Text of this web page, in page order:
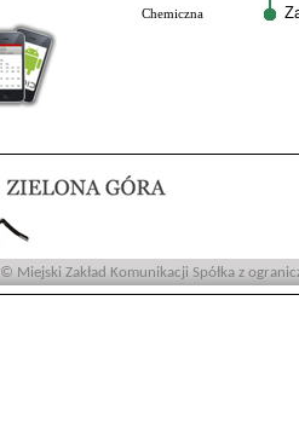
Chemiczna
© Miejski Zakład Komunikacji Spółka z